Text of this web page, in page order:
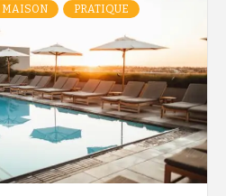
MAISON PRATIQUE